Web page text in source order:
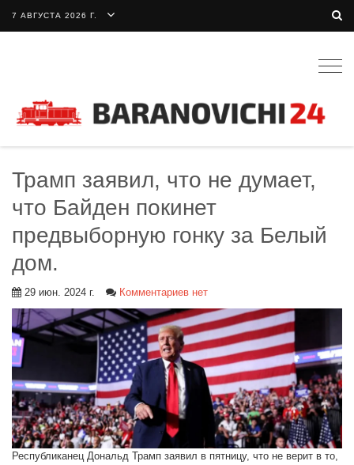
7 АВГУСТА 2026 Г.
Трамп заявил, что не думает,
что Байден покинет
предвыборную гонку за Белый
дом.
29 июн. 2024 г. Комментариев нет
Республиканец Дональд Трамп заявил в пятницу, что не верит в то,